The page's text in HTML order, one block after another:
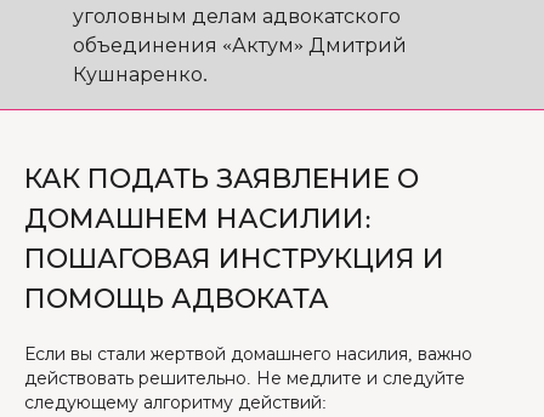
уголовным делам адвокатского
объединения «Актум» Дмитрий
Кушнаренко.
КАК ПОДАТЬ ЗАЯВЛЕНИЕ О
ДОМАШНЕМ НАСИЛИИ:
ПОШАГОВАЯ ИНСТРУКЦИЯ И
ПОМОЩЬ АДВОКАТА
Если вы стали жертвой домашнего насилия, важно
действовать решительно. Не медлите и следуйте
следующему алгоритму действий: